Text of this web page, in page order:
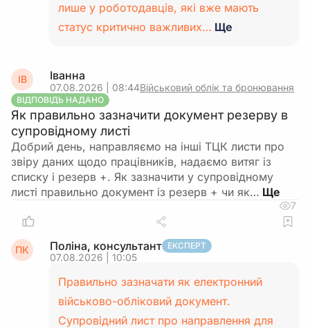
лише у роботодавців, які вже мають
статус критично важливих… Ще
ІВ Іванна
07.08.2026 | 08:44Військовий облік та бронювання
ВІДПОВІДЬ НАДАНО
Як правильно зазначити документ резерву в
супровідному листі
Добрий день, направляємо на інші ТЦК листи про
звіру даних щодо працівників, надаємо витяг із
списку і резерв +. Як зазначити у супровідному
листі правильно документ із резерв + чи як…
7
ПК Поліна, консультант ЕКСПЕРТ
07.08.2026 | 10:05
Правильно зазначати як електронний
військово-обліковий документ.
Супровідний лист про направлення для